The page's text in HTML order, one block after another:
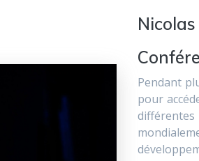
Pendant
pour
différentes